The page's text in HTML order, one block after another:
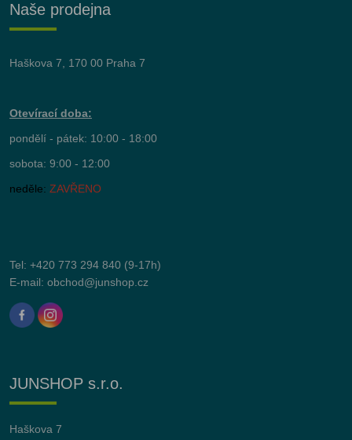
Naše prodejna
Haškova 7, 170 00 Praha 7
Otevírací doba:
pondělí - pátek: 10:00 - 18:00
sobota: 9:00 - 12:00
neděle: ZAVŘENO
Tel: +420 773 294 840 (9-17h)
E-mail: obchod@junshop.cz
JUNSHOP s.r.o.
Haškova 7